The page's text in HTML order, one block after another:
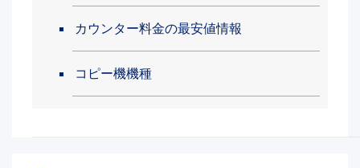
カウンター料金の最安値情報
コピー機機種